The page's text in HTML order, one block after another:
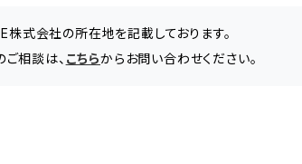
株式会社の所在地を記載しております。
相談は、 こちらからお問い合わせください。